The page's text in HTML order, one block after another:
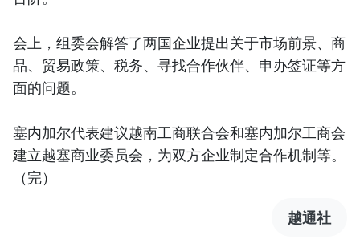
会上，组委会解答了两国企业提出关于市场前景、商
品、贸易政策、税务、寻找合作伙伴、申办签证等方
面的问题。
塞内加尔代表建议越南工商联合会和塞内加尔工商会
建立越塞商业委员会，为双方企业制定合作机制等。
（完）
越通社